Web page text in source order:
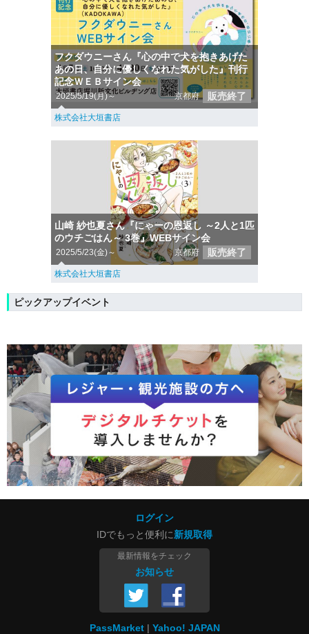
フクダウニーさん『心の中で犬を抱きあげた
あの日、自分に優しくなれた気がした』刊行
記念ＷＥＢサイン会
2025/5/19(月)～ 京都府 販売終了
株式会社大垣書店
山崎 紗也夏さん『にゃーの恩返し ～2人と1匹
のウチごはん～ 3巻』WEBサイン会
2025/5/23(金)～ 京都府 販売終了
株式会社大垣書店
ピックアップイベント
ログイン
IDでもっと便利に新規取得
最新情報をチェック
お知らせ
PassMarket Yahoo! JAPAN